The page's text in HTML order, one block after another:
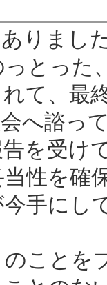
りまし
とった
て、最
へ諮っ
を受け
性を確
手にし
ことを